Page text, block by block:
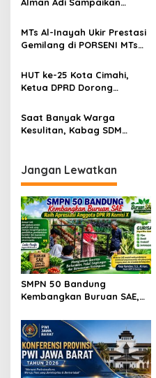
o
kepada Wakapolri Komjen
Pol. Dedi Prasetyo
MTs Al-Inayah Ukir Prestasi
Gemilang di PORSENI MTs
Gelar Juara dan Siap
Berlaga di Tingkat Jawa
HUT ke-25 Kota Cimahi,
Ketua DPRD Dorong
Para Pejuang dan Pendiri
Kota
Saat Banyak Warga
Kesulitan, Kabag SDM
Bantuan Pangan
Jangan Lewatkan
SMPN 50 Bandung
Kembangkan Buruan SAE,
RI Komisi X